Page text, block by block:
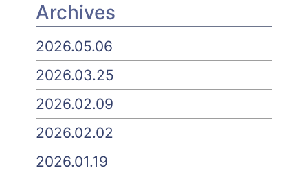
Archives
2026.05.06
2026.03.25
2026.02.09
2026.02.02
2026.01.19